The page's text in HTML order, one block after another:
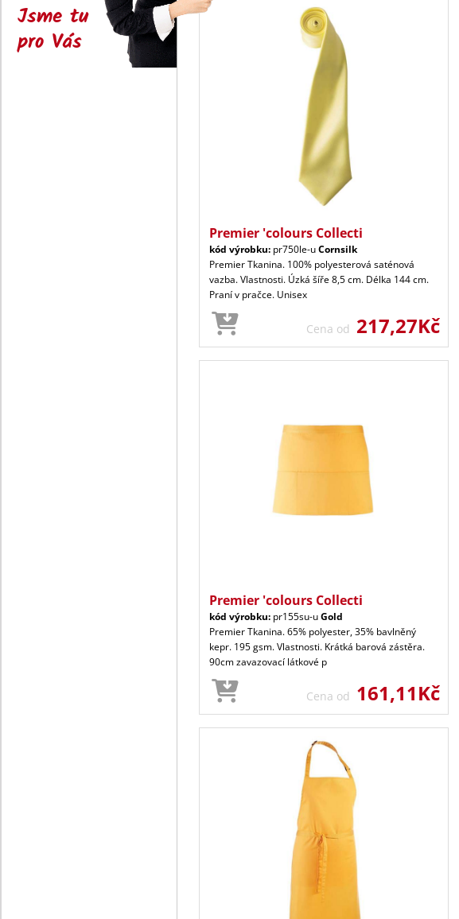
Jsme tu
pro Vás
Premier 'colours Collecti
kód výrobku: pr750le-uCornsilk
Premier Tkanina. 100% polyesterová saténová
vazba. Vlastnosti. Úzká šíře 8,5 cm. Délka 144 cm.
Praní v pračce. Unisex
Cena od 217,27Kč
Premier 'colours Collecti
kód výrobku: pr155su-uGold
Premier Tkanina. 65% polyester, 35% bavlněný
kepr. 195 gsm. Vlastnosti. Krátká barová zástěra.
90cm zavazovací látkové p
Cena od 161,11Kč